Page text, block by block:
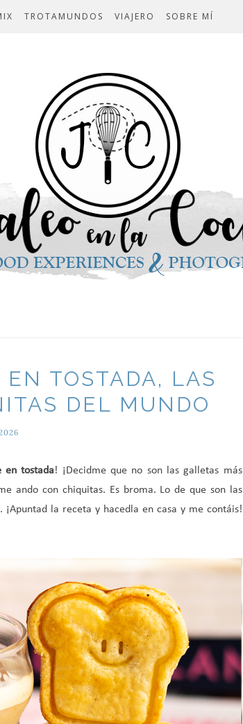
TROTAMUNDOS VIAJERO SOBRE MÍ
TOSTADA, LAS
DEL MUNDO
en tostada! ¡Decidme que no son las galletas más
ando con chiquitas. Es broma. Lo de que son las
la receta y hacedla en casa y me contáis!